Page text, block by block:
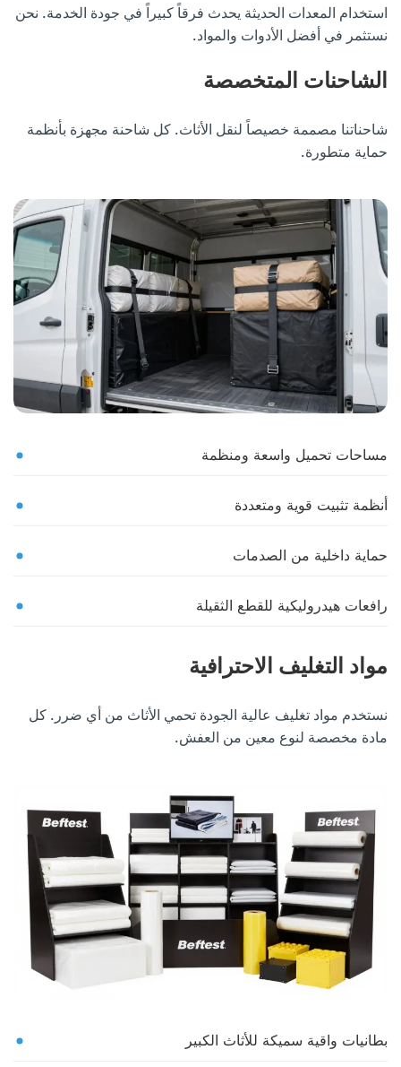
استخدام المعدات الحديثة يحدث فرقاً كبيراً في جودة الخدمة. نحن
نستثمر في أفضل الأدوات والمواد.
الشاحنات المتخصصة
شاحناتنا مصممة خصيصاً لنقل الأثاث. كل شاحنة مجهزة بأنظمة
حماية متطورة.
مساحات تحميل واسعة ومنظمة
أنظمة تثبيت قوية ومتعددة
حماية داخلية من الصدمات
رافعات هيدروليكية للقطع الثقيلة
مواد التغليف الاحترافية
نستخدم مواد تغليف عالية الجودة تحمي الأثاث من أي ضرر. كل
مادة مخصصة لنوع معين من العفش.
بطانيات واقية سميكة للأثاث الكبير